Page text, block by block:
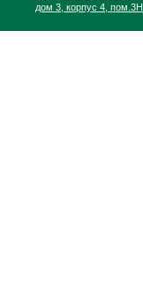
дом 3, корпус 4, пом.3Н